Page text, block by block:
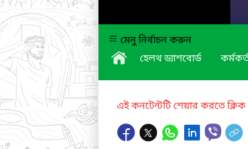
মেনু নির্বাচন করুন
হেলথ ড্যাশবোর্ড
এই কনটেন্টটি শেয়ার করতে